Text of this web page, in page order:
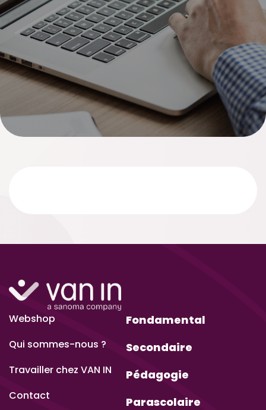
Webshop
Qui sommes-nous ?
Travailler chez VAN IN
Contact
Fondamental
Secondaire
Pédagogie
Parascolaire